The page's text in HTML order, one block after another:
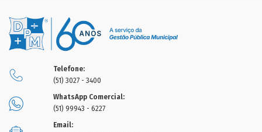
Telefone:
(51) 3027 - 3400
WhatsApp Comercial:
(51) 99943 - 6227
Email: